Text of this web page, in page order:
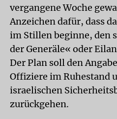
vergangene Woche
Anzeichen dafür, dass
im Stillen beginne, den
der Generäle« oder
Der Plan soll den
Offiziere im Ruhestand
israelischen
zurückgehen.